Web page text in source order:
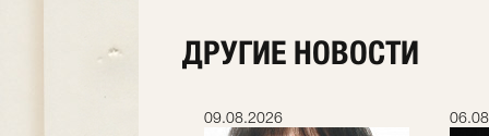
ДРУГИЕ НОВОСТИ
09.08.2026